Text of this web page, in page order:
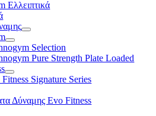
Ελλειπτικά
Selection
Pure Strength Plate Loaded
Signature Series
Δύναμης Evo Fitness